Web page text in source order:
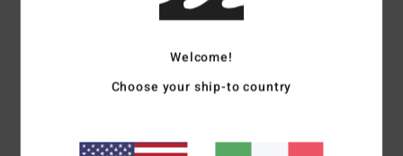
Mostra originale - Français
Welcome!
Choose your ship-to country